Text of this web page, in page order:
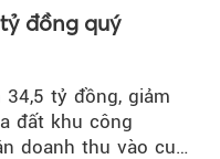
đồng quý
tỷ đồng, giảm
đất khu công
doanh thu vào cuối